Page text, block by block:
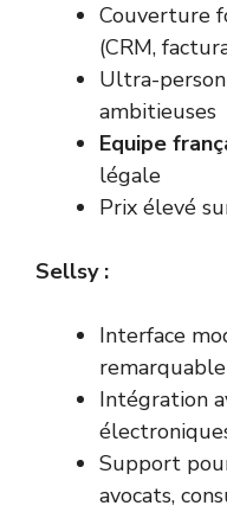
Couverture
(CRM,
Ultra-
ambitieuses
Equipe
légale
Prix élevé
Sellsy :
Interface
remarquable
Intégration
Support
avocats,